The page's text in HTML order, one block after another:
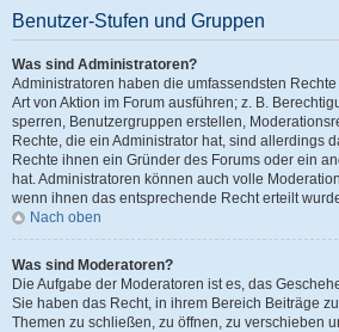
Benutzer-Stufen und Gruppen
Was sind Administratoren?
Administratoren haben die umfassendsten
Art von Aktion im Forum ausführen; z. B.
sperren, Benutzergruppen erstellen,
Rechte, die ein Administrator hat, sind allerdings
Rechte ihnen ein Gründer des Forums oder ein
hat. Administratoren können auch volle
wenn ihnen das entsprechende Recht erteilt
Nach oben
Was sind Moderatoren?
Die Aufgabe der Moderatoren ist es, das
Sie haben das Recht, in ihrem Bereich Beiträge
Themen zu schließen, zu öffnen, zu verschieben